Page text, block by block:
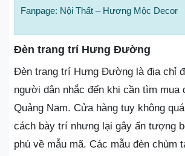
Fanpage: Nội Thất – Hương Mộc Decor
Đèn trang trí Hưng Đường
Đèn trang trí Hưng Đường là địa chỉ
người dân nhắc đến khi cần tìm mua
Quảng Nam. Cửa hàng tuy không
cách bày trí nhưng lại gây ấn tượng
phú về mẫu mã. Các mẫu đèn chùm